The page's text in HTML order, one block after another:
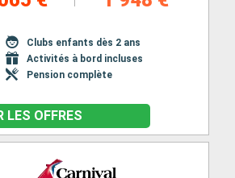
Clubs enfants dès 2 ans
Activités à bord incluses
Pension complète
LES OFFRES